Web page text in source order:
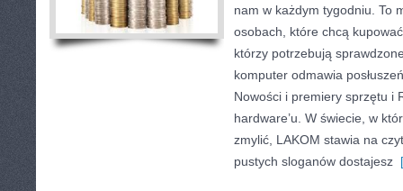
nam w każdym tygodniu. To
osobach, które chcą
którzy potrzebują
komputer odmawia
Nowości i premiery sprzętu i
hardware’u. W świecie, w
zmylić, LAKOM stawia na
pustych sloganów dostajesz